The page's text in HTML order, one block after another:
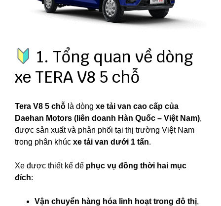
1. Tổng quan về dòng
xe TERA V8 5 chỗ
Tera V8 5 chỗ là dòng xe tải van cao cấp của
Daehan Motors (liên doanh Hàn Quốc – Việt Nam),
được sản xuất và phân phối tại thị trường Việt Nam
trong phân khúc xe tải van dưới 1 tấn.
Xe được thiết kế để phục vụ đồng thời hai mục
đích:
Vận chuyển hàng hóa linh hoạt trong đô thị,